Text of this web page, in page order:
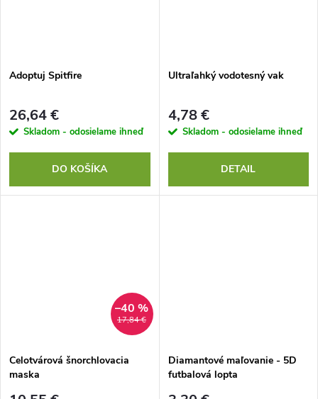
Adoptuj Spitfire
26,64 €
Skladom - odosielame ihneď
DO KOŠÍKA
Ultraľahký vodotesný vak
4,78 €
Skladom - odosielame ihneď
DETAIL
17,84 €
–40 %
Celotvárová šnorchlovacia
maska
Diamantové maľovanie - 5D
futbalová lopta